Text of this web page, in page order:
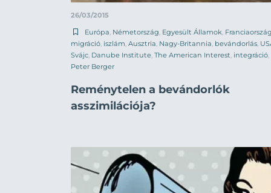
26/03/2015
Európa Németország Egyesült Államok
migráció iszlám Ausztria Nagy-Britannia bevándorlás
Svájc Danube Institute The American Interest integráció
Peter Berger
Reménytelen a bevándorlók
asszimilációja?